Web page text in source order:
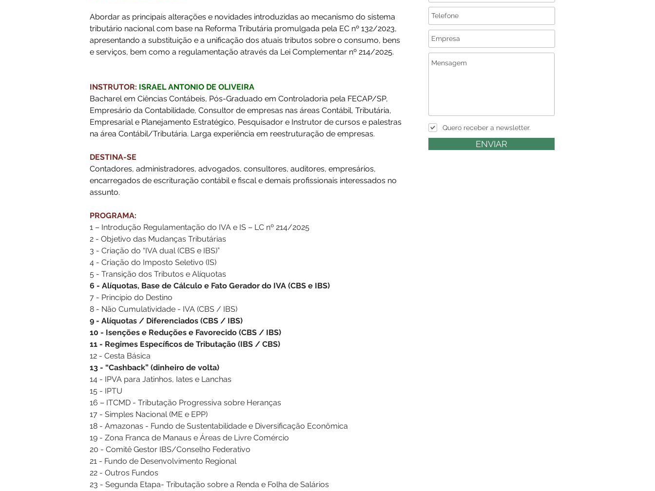
Quero receber a newsletter.
ENVIAR
Abordar as principais alterações e novidades introduzidas ao mecanismo do sistema
tributário nacional com base na Reforma Tributária promulgada pela EC nº 132/2023,
apresentando a substituição e a unificação dos atuais tributos sobre o consumo, bens
e serviços, bem como a regulamentação através da Lei Complementar nº 214/2025.
INSTRUTOR: ISRAEL ANTONIO DE OLIVEIRA
Bacharel em Ciências Contábeis, Pós-Graduado em Controladoria pela FECAP/SP,
Empresário da Contabilidade, Consultor de empresas nas áreas Contábil, Tributária,
Empresarial e Planejamento Estratégico, Pesquisador e Instrutor de cursos e palestras
na área Contábil/Tributária. Larga experiência em reestruturação de empresas.
DESTINA-SE
Contadores, administradores, advogados, consultores, auditores, empresários,
encarregados de escrituração contábil e fiscal e demais profissionais interessados no
assunto.
PROGRAMA:
1 – Introdução Regulamentação do IVA e IS – LC nº 214/2025
2 - Objetivo das Mudanças Tributárias
3 - Criação do “IVA dual (CBS e IBS)”
4 - Criação do Imposto Seletivo (IS)
5 - Transição dos Tributos e Alíquotas
6 - Alíquotas, Base de Cálculo e Fato Gerador do IVA (CBS e IBS)
7 - Princípio do Destino
8 - Não Cumulatividade - IVA (CBS / IBS)
9 - Alíquotas / Diferenciados (CBS / IBS)
10 - Isenções e Reduções e Favorecido (CBS / IBS)
11 - Regimes Específicos de Tributação (IBS / CBS)
12 - Cesta Básica
13 - “Cashback” (dinheiro de volta)
14 - IPVA para Jatinhos, Iates e Lanchas
15 - IPTU
16 – ITCMD - Tributação Progressiva sobre Heranças
17 - Simples Nacional (ME e EPP)
18 - Amazonas - Fundo de Sustentabilidade e Diversificação Econômica
19 - Zona Franca de Manaus e Áreas de Livre Comércio
20 - Comitê Gestor IBS/Conselho Federativo
21 - Fundo de Desenvolvimento Regional
22 - Outros Fundos
23 - Segunda Etapa- Tributação sobre a Renda e Folha de Salários